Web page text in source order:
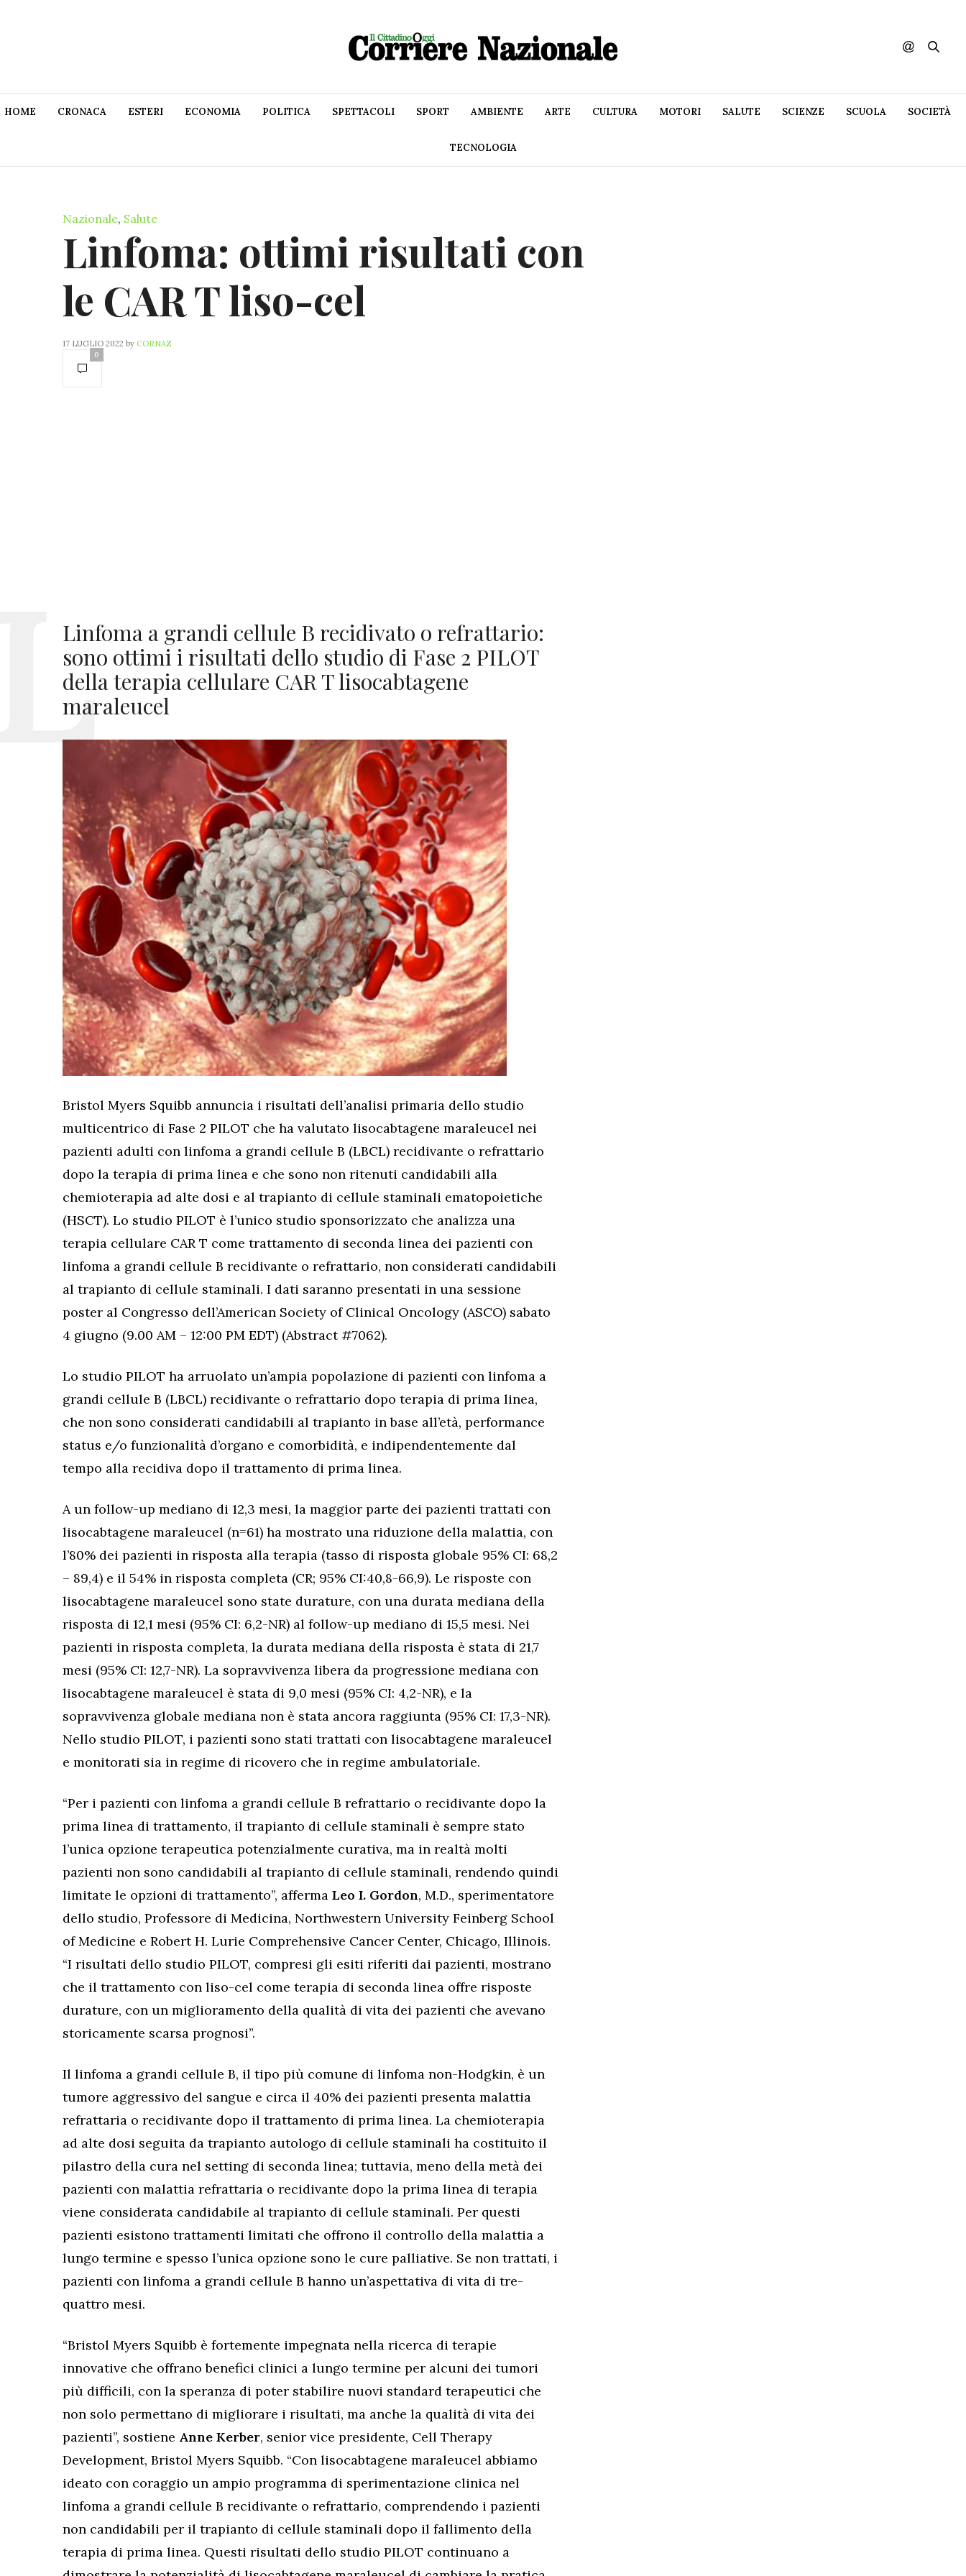
HOME CRONACA ESTERI ECONOMIA POLITICA SPETTACOLI SPORT AMBIENTE ARTE CULTURA MOTORI SALUTE SCIENZE SCUOLA SOCIETÀ
TECNOLOGIA
Nazionale, Salute
Linfoma: ottimi risultati con
le CAR T liso-cel
17 LUGLIO 2022 by CORNAZ
0
Linfoma a grandi cellule B recidivato o refrattario:
sono ottimi i risultati dello studio di Fase 2 PILOT
della terapia cellulare CAR T lisocabtagene
maraleucel
Bristol Myers Squibb annuncia i risultati dell’analisi primaria dello studio
multicentrico di Fase 2 PILOT che ha valutato lisocabtagene maraleucel nei
pazienti adulti con linfoma a grandi cellule B (LBCL) recidivante o refrattario
dopo la terapia di prima linea e che sono non ritenuti candidabili alla
chemioterapia ad alte dosi e al trapianto di cellule staminali ematopoietiche
(HSCT). Lo studio PILOT è l’unico studio sponsorizzato che analizza una
terapia cellulare CAR T come trattamento di seconda linea dei pazienti con
linfoma a grandi cellule B recidivante o refrattario, non considerati candidabili
al trapianto di cellule staminali. I dati saranno presentati in una sessione
poster al Congresso dell’American Society of Clinical Oncology (ASCO) sabato
4 giugno (9.00 AM – 12:00 PM EDT) (Abstract #7062).
Lo studio PILOT ha arruolato un’ampia popolazione di pazienti con linfoma a
grandi cellule B (LBCL) recidivante o refrattario dopo terapia di prima linea,
che non sono considerati candidabili al trapianto in base all’età, performance
status e/o funzionalità d’organo e comorbidità, e indipendentemente dal
tempo alla recidiva dopo il trattamento di prima linea.
A un follow-up mediano di 12,3 mesi, la maggior parte dei pazienti trattati con
lisocabtagene maraleucel (n=61) ha mostrato una riduzione della malattia, con
l’80% dei pazienti in risposta alla terapia (tasso di risposta globale 95% CI: 68,2
– 89,4) e il 54% in risposta completa (CR; 95% CI:40,8-66,9). Le risposte con
lisocabtagene maraleucel sono state durature, con una durata mediana della
risposta di 12,1 mesi (95% CI: 6,2-NR) al follow-up mediano di 15,5 mesi. Nei
pazienti in risposta completa, la durata mediana della risposta è stata di 21,7
mesi (95% CI: 12,7-NR). La sopravvivenza libera da progressione mediana con
lisocabtagene maraleucel è stata di 9,0 mesi (95% CI: 4,2-NR), e la
sopravvivenza globale mediana non è stata ancora raggiunta (95% CI: 17,3-NR).
Nello studio PILOT, i pazienti sono stati trattati con lisocabtagene maraleucel
e monitorati sia in regime di ricovero che in regime ambulatoriale.
“Per i pazienti con linfoma a grandi cellule B refrattario o recidivante dopo la
prima linea di trattamento, il trapianto di cellule staminali è sempre stato
l’unica opzione terapeutica potenzialmente curativa, ma in realtà molti
pazienti non sono candidabili al trapianto di cellule staminali, rendendo quindi
limitate le opzioni di trattamento”, afferma Leo I. Gordon, M.D., sperimentatore
dello studio, Professore di Medicina, Northwestern University Feinberg School
of Medicine e Robert H. Lurie Comprehensive Cancer Center, Chicago, Illinois.
“I risultati dello studio PILOT, compresi gli esiti riferiti dai pazienti, mostrano
che il trattamento con liso-cel come terapia di seconda linea offre risposte
durature, con un miglioramento della qualità di vita dei pazienti che avevano
storicamente scarsa prognosi”.
Il linfoma a grandi cellule B, il tipo più comune di linfoma non-Hodgkin, è un
tumore aggressivo del sangue e circa il 40% dei pazienti presenta malattia
refrattaria o recidivante dopo il trattamento di prima linea. La chemioterapia
ad alte dosi seguita da trapianto autologo di cellule staminali ha costituito il
pilastro della cura nel setting di seconda linea; tuttavia, meno della metà dei
pazienti con malattia refrattaria o recidivante dopo la prima linea di terapia
viene considerata candidabile al trapianto di cellule staminali. Per questi
pazienti esistono trattamenti limitati che offrono il controllo della malattia a
lungo termine e spesso l’unica opzione sono le cure palliative. Se non trattati, i
pazienti con linfoma a grandi cellule B hanno un’aspettativa di vita di tre-
quattro mesi.
“Bristol Myers Squibb è fortemente impegnata nella ricerca di terapie
innovative che offrano benefici clinici a lungo termine per alcuni dei tumori
più difficili, con la speranza di poter stabilire nuovi standard terapeutici che
non solo permettano di migliorare i risultati, ma anche la qualità di vita dei
pazienti”, sostiene Anne Kerber, senior vice presidente, Cell Therapy
Development, Bristol Myers Squibb. “Con lisocabtagene maraleucel abbiamo
ideato con coraggio un ampio programma di sperimentazione clinica nel
linfoma a grandi cellule B recidivante o refrattario, comprendendo i pazienti
non candidabili per il trapianto di cellule staminali dopo il fallimento della
terapia di prima linea. Questi risultati dello studio PILOT continuano a